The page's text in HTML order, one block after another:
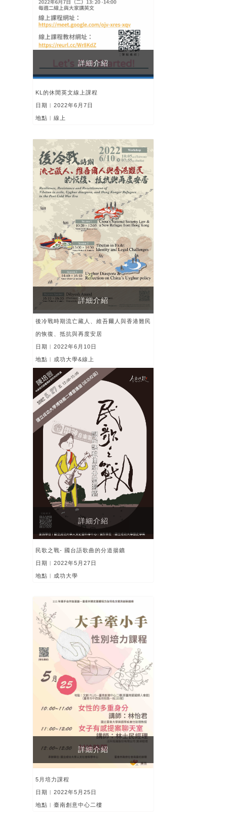
詳細介紹
KL的休閒英文線上課程
日期︱2022年6月7日
地點︱線上
詳細介紹
後冷戰時期流亡藏人、維吾爾人與香港難民
的恢復、抵抗與再度安居
日期︱2022年6月10日
地點︱成功大學&線上
詳細介紹
民歌之戰- 國台語歌曲的分道揚鑣
日期︱2022年5月27日
地點︱成功大學
詳細介紹
5月培力課程
日期︱2022年5月25日
地點︱臺南創意中心二樓